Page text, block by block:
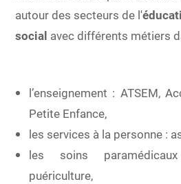
autour des secteurs de l'
social avec différents métiers
l’enseignement : ATSEM,
Petite Enfance,
les services à la personne :
les soins
puériculture,